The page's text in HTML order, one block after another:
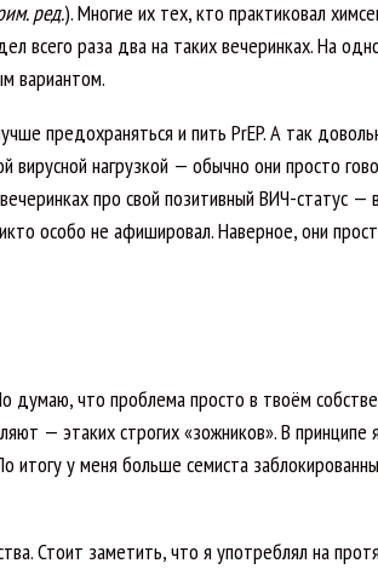
ред.). Многие их тех, кто практиковал
всего раза два на таких вечеринках. На
вариантом.
предохраняться и пить PrEP. А так
нагрузкой — обычно они просто
про свой позитивный ВИЧ-статус —
особо не афишировал. Наверное, они
думаю, что проблема просто в твоём
— этаких строгих «зожников». В принципе
итогу у меня больше семиста
Стоит заметить, что я употреблял на